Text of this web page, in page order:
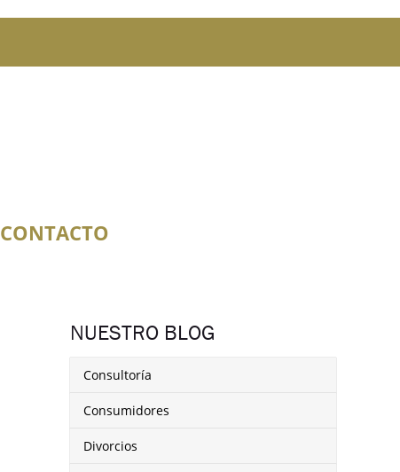
CONTACTO
NUESTRO BLOG
Consultoría
Consumidores
Divorcios